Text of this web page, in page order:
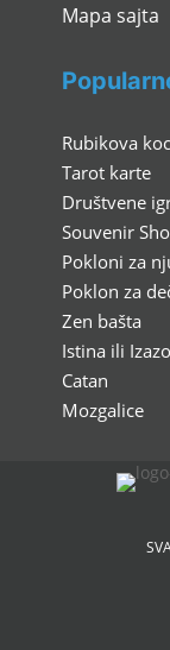
Mapa sajta
Rubikova
Tarot karte
Društvene
Souvenir
Pokloni za
Poklon za
Zen bašta
Istina ili
Catan
Mozgalice